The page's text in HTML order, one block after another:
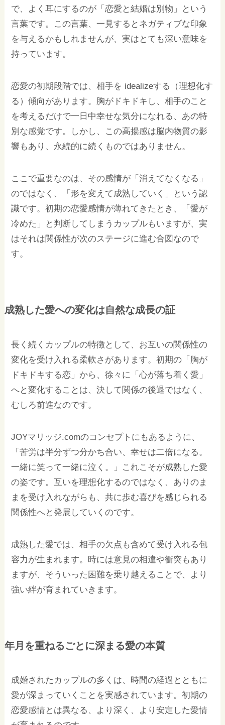
で、よく耳にするのが「恋愛と結婚は別物」という
言葉です。この言葉、一見するとネガティブな印象
を与えるかもしれませんが、実はとても深い意味を
持っています。
恋愛の初期段階では、相手を idealizeする（理想化す
る）傾向があります。胸がドキドキし、相手のこと
を考えるだけで一日中幸せな気分になれる、あの特
別な感覚です。しかし、この高揚感は脳内物質の影
響もあり、永続的に続くものではありません。
ここで重要なのは、その感情が「消えてなくなる」
のではなく、「形を変えて成熟していく」という認
識です。初期の恋愛感情が薄れてきたとき、「愛が
冷めた」と判断してしまうカップルもいますが、実
はそれは関係性が次のステージに進む合図なので
す。
成熟した愛への変化は自然な成長の証
長く続くカップルの特徴として、お互いの関係性の
変化を受け入れる柔軟さがあります。初期の「胸が
ドキドキする恋」から、徐々に「心が落ち着く愛」
へと変化することは、決して関係の後退ではなく、
むしろ前進なのです。
JOYマリッジ.comのコンセプトにもあるように、
「苦労は半分ずつ分かち合い、幸せは二倍になる。
一緒に笑って一緒に泣く。」これこそが成熟した愛
の姿です。互いを理想化するのではなく、ありのま
まを受け入れながらも、共に歩む喜びを感じられる
関係性へと発展していくのです。
成熟した愛では、相手の欠点も含めて受け入れる包
容力が生まれます。時には意見の相違や衝突もあり
ますが、そういった困難を乗り越えることで、より
強い絆が育まれていきます。
年月を重ねるごとに深まる愛の本質
成婚されたカップルの多くは、時間の経過とともに
愛が深まっていくことを実感されています。初期の
恋愛感情とは異なる、より深く、より安定した愛情